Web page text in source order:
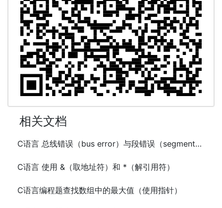
相关文档
C语言 总线错误（bus error）与段错误（segmentation fault）
C语言 使用 &（取地址符）和 *（解引用符）
C语言编程题查找数组中的最大值（使用指针）